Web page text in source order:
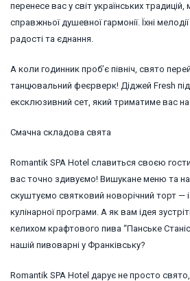
перенесе вас у світ українських
справжньої душевної гармонії. Їхні
радості та єднання.
А коли годинник проб’є північ, свято
танцювальний феєрверк! Діджей Fresh
ексклюзивний сет, який триматиме вас на
Смачна складова свята
Romantik SPA Hotel славиться своєю
вас точно здивуємо! Вишукане меню та
скуштуємо святковий новорічний торт —
кулінарної програми. А як вам ідея
келихом крафтового пива “Панське
нашій пивоварні у Франківську?
Romantik SPA Hotel дарує не просто свято,